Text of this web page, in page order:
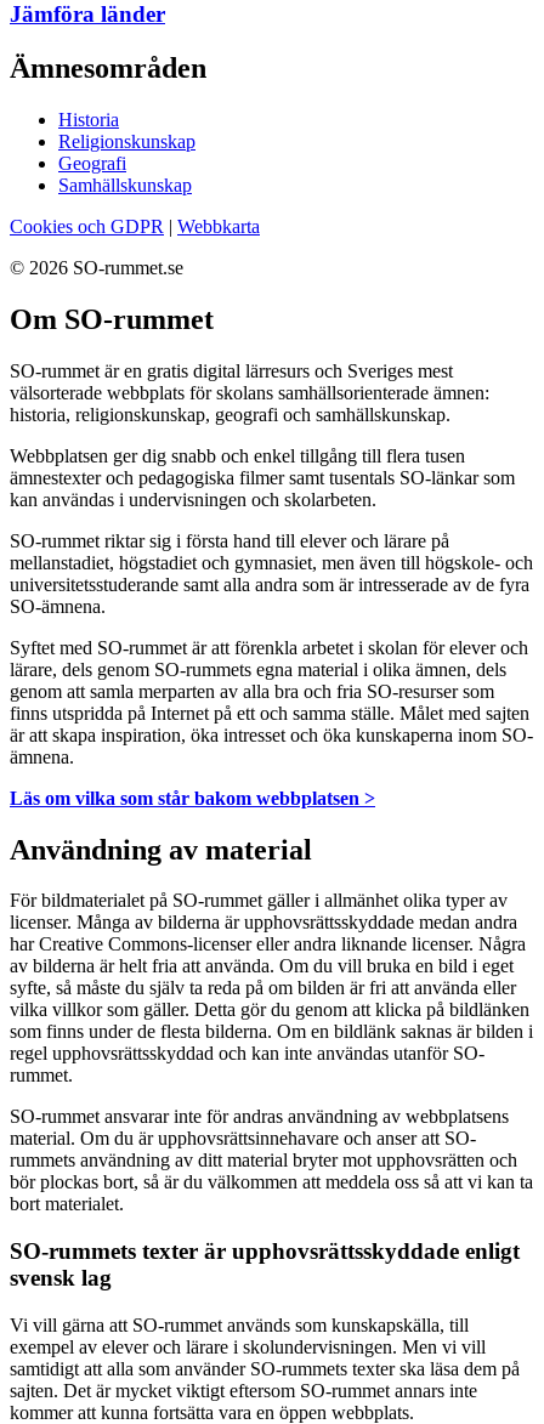
Jämföra länder
Ämnesområden
Historia
Religionskunskap
Geografi
Samhällskunskap
Cookies och GDPR | Webbkarta
© 2026 SO-rummet.se
Om SO-rummet
SO-rummet är en gratis digital lärresurs och Sveriges mest
välsorterade webbplats för skolans samhällsorienterade ämnen:
historia, religionskunskap, geografi och samhällskunskap.
Webbplatsen ger dig snabb och enkel tillgång till flera tusen
ämnestexter och pedagogiska filmer samt tusentals SO-länkar som
kan användas i undervisningen och skolarbeten.
SO-rummet riktar sig i första hand till elever och lärare på
mellanstadiet, högstadiet och gymnasiet, men även till högskole- och
universitetsstuderande samt alla andra som är intresserade av de fyra
SO-ämnena.
Syftet med SO-rummet är att förenkla arbetet i skolan för elever och
lärare, dels genom SO-rummets egna material i olika ämnen, dels
genom att samla merparten av alla bra och fria SO-resurser som
finns utspridda på Internet på ett och samma ställe. Målet med sajten
är att skapa inspiration, öka intresset och öka kunskaperna inom SO-
ämnena.
Läs om vilka som står bakom webbplatsen >
Användning av material
För bildmaterialet på SO-rummet gäller i allmänhet olika typer av
licenser. Många av bilderna är upphovsrättsskyddade medan andra
har Creative Commons-licenser eller andra liknande licenser. Några
av bilderna är helt fria att använda. Om du vill bruka en bild i eget
syfte, så måste du själv ta reda på om bilden är fri att använda eller
vilka villkor som gäller. Detta gör du genom att klicka på bildlänken
som finns under de flesta bilderna. Om en bildlänk saknas är bilden i
regel upphovsrättsskyddad och kan inte användas utanför SO-
rummet.
SO-rummet ansvarar inte för andras användning av webbplatsens
material. Om du är upphovsrättsinnehavare och anser att SO-
rummets användning av ditt material bryter mot upphovsrätten och
bör plockas bort, så är du välkommen att meddela oss så att vi kan ta
bort materialet.
SO-rummets texter är upphovsrättsskyddade enligt
svensk lag
Vi vill gärna att SO-rummet används som kunskapskälla, till
exempel av elever och lärare i skolundervisningen. Men vi vill
samtidigt att alla som använder SO-rummets texter ska läsa dem på
sajten. Det är mycket viktigt eftersom SO-rummet annars inte
kommer att kunna fortsätta vara en öppen webbplats.